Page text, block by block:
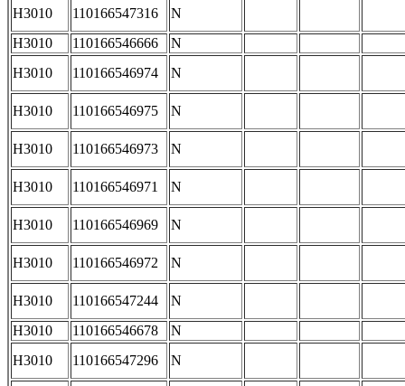
H3010 110166547316
N
H3010
110166546666
N
H3010
110166546974 N
H3010 110166546975 N
H3010 110166546973 N
H3010 110166546971 N
H3010 110166546969 N
H3010 110166546972 N
H3010 110166547244
N
H3010
110166546678
N
H3010
110166547296 N